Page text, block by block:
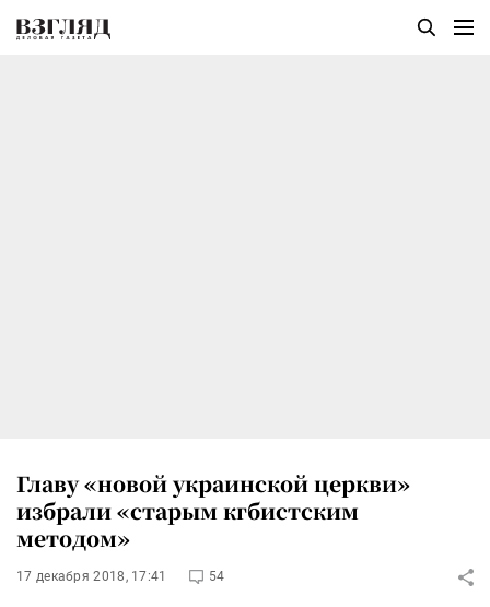
Главу «новой украинской церкви»
избрали «старым кгбистским
методом»
17 декабря 2018, 17:41 54